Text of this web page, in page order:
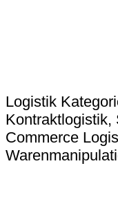
Logistik
Kontraktlogistik,
Commerce